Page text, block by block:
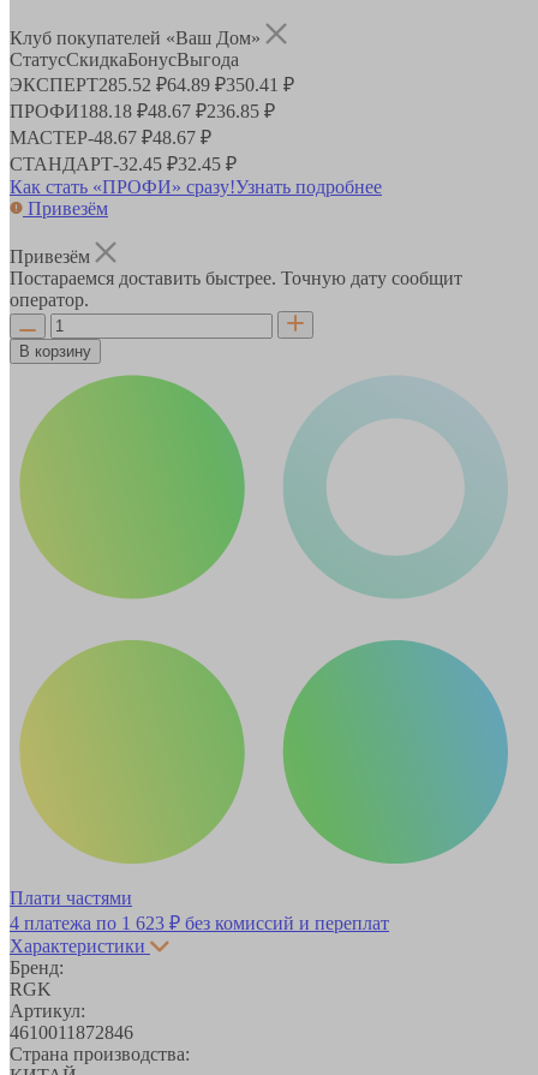
Клуб покупателей «Ваш Дом»
СтатусСкидкаБонусВыгода
ЭКСПЕРТ285.52 ₽64.89 ₽350.41 ₽
ПРОФИ188.18 ₽48.67 ₽236.85 ₽
МАСТЕР-48.67 ₽48.67 ₽
СТАНДАРТ-32.45 ₽32.45 ₽
Как стать «ПРОФИ» сразу!Узнать подробнее
Привезём
Привезём
Постараемся доставить быстрее. Точную дату сообщит
оператор.
В корзину
Плати частями
4 платежа по 1 623 ₽ без комиссий и переплат
Характеристики
Бренд:
RGK
Артикул:
4610011872846
Страна производства: